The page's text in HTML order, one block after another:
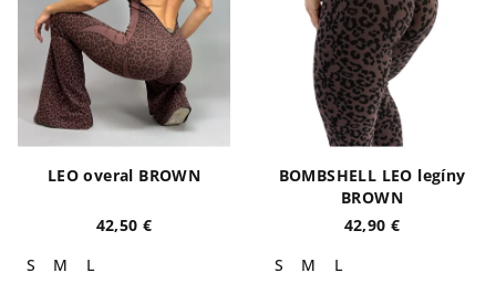
LEO overal BROWN
42,50 €
S
M L
BOMBSHELL LEO legíny
BROWN
42,90 €
S
M L